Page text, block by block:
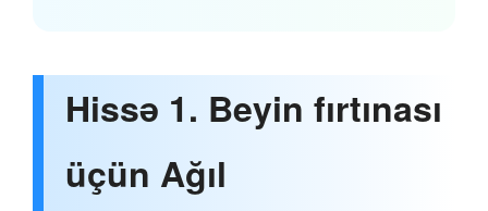
Hissə 1. Beyin fırtınası
üçün Ağıl